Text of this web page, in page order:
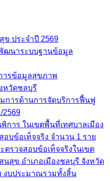
ข ประจำปี 2569
ฒนาระบบฐานข้อมูล
ารข้อมูลสุขภาพ
หวัดชลบุรี
ารด้านการจัดบริการฟื้นฟู
2569
การ ในเขตพื้นที่เทศบาลเมือง
บข้อเท็จจริง จำนวน 1 ราย
ตรวจสอบข้อเท็จจริงในเขตพื้นที่
อำเภอเมืองชลบุรี จังหวัดชลบุรี
มาณรวมทั้งสิ้น 292,310.29 บา